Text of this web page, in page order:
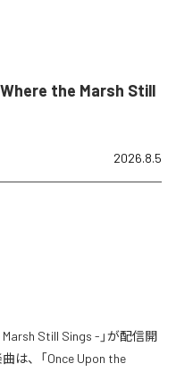
the Marsh Still
2026.8.5
Still Sings -」が配信開
は、「Once Upon the